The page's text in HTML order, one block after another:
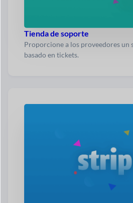
Tienda de soporte
Proporcione a los proveedores un
basado en tickets.